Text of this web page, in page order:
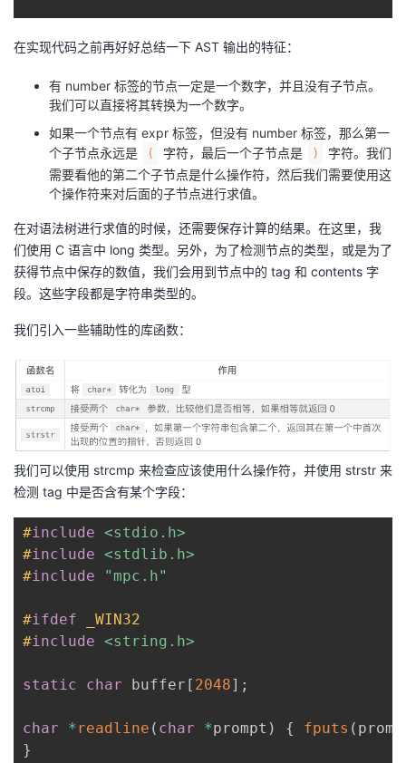
在实现代码之前再好好总结一下 AST 输出的特征：
有 number 标签的节点一定是一个数字，并且没有子节点。
我们可以直接将其转换为一个数字。
如果一个节点有 expr 标签，但没有 number 标签，那么第一
个子节点永远是
( 字符，最后一个子节点是 )
字符。我们
需要看他的第二个子节点是什么操作符，然后我们需要使用这
个操作符来对后面的子节点进行求值。
在对语法树进行求值的时候，还需要保存计算的结果。在这里，我
们使用 C 语言中 long 类型。另外，为了检测节点的类型，或是为了
获得节点中保存的数值，我们会用到节点中的 tag 和 contents 字
段。这些字段都是字符串类型的。
我们引入一些辅助性的库函数：
我们可以使用 strcmp 来检查应该使用什么操作符，并使用 strstr 来
检测 tag 中是否含有某个字段：
#include <stdio.h>
#include <stdlib.h>
#include "mpc.h"
#ifdef
_WIN32
#include <string.h>
static char buffer [ 2048] ;
char * readline ( char *prompt ) { fputs (
}